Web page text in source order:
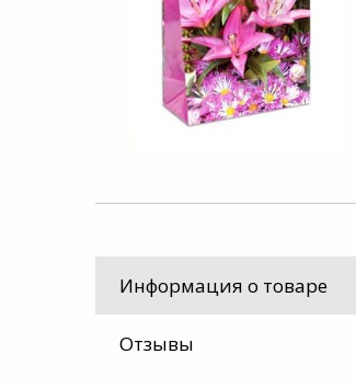
Информация о товаре
Отзывы